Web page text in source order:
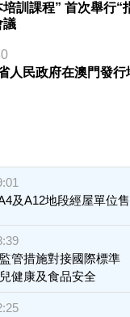
訓課程” 首次舉行“
議
人民政府在澳門發行
及A12地段經屋單位
管措施對接國際標準
健康及食品安全